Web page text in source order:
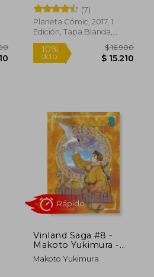
(7)
Planeta Cómic, 2017, 1
Edición, Tapa Blanda,
Nuevo
10%
dcto.
Rápido
Vinland Saga #8 -
Makoto Yukimura -
Nuevo!
Makoto Yukimura